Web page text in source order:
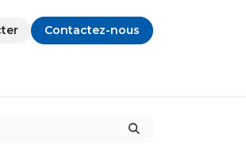
Contactez-nous